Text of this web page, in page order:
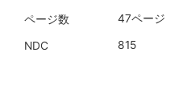
ページ数 47ページ
NDC 815